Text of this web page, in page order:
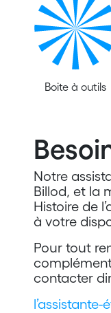
Boite à outils
Notre
Billod, et la
Histoire de
à votre
Pour tout
contacter